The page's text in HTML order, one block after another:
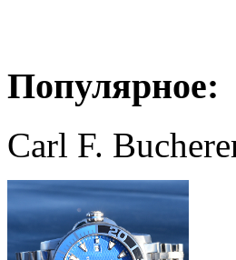
Популярное:
Carl F.